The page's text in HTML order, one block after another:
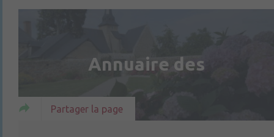
Annuaire des
Partager la page